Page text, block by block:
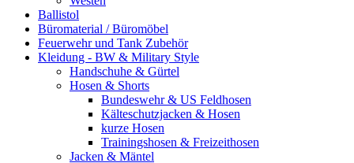
Ballistol
Büromaterial / Büromöbel
Feuerwehr und Tank Zubehör
Kleidung - BW & Military Style
Handschuhe & Gürtel
Hosen & Shorts
Bundeswehr & US Feldhosen
Kälteschutzjacken & Hosen
kurze Hosen
Trainingshosen & Freizeithosen
Jacken & Mäntel